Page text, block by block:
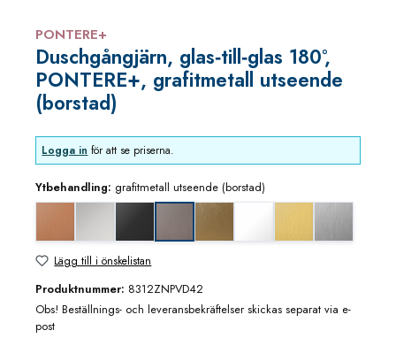
PONTERE+
Duschgångjärn, glas‑till‑glas 180°,
PONTERE+, grafitmetall utseende
(borstad)
Logga in för att se priserna.
Ytbehandling: grafitmetall utseende (borstad)
djupsvart matt
Lägg till i önskelistan
Produktnummer: 8312ZNPVD42
Obs! Beställnings- och leveransbekräftelser skickas separat via e-
post